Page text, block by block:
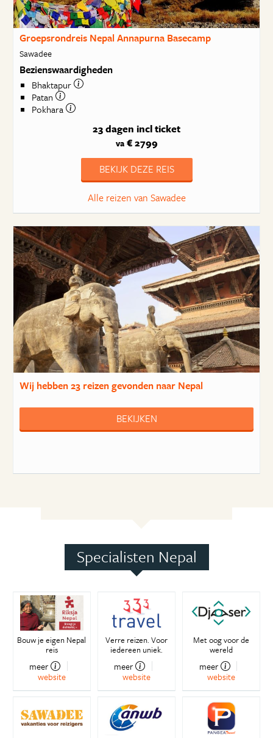
Groepsrondreis Nepal Annapurna Basecamp
Sawadee
Bezienswaardigheden
Bhaktapur
Patan
Pokhara
23 dagen incl ticket
va€ 2799
BEKIJK DEZE REIS
Alle reizen van Sawadee
Wij hebben23 reizengevonden naar Nepal
BEKIJKEN
Specialisten Nepal
Bouw je eigen Nepal
reis
meer
website
Verre reizen. Voor
iedereen uniek.
meer
website
Met oog voor de
wereld
meer
website